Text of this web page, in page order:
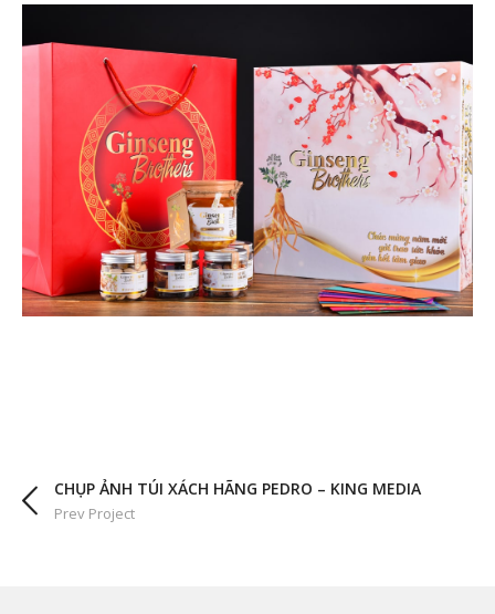
CHỤP ẢNH TÚI XÁCH HÃNG PEDRO – KING MEDIA
Prev Project